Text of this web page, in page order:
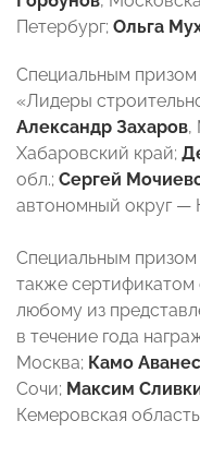
Петербург; Ольга
Специальным призом
«Лидеры
Александр Захаров,
Хабаровский край;
обл.; Сергей
автономный округ —
Специальным
также
любому из
в течение года
Москва; Камо
Сочи; Максим
Кемеровская